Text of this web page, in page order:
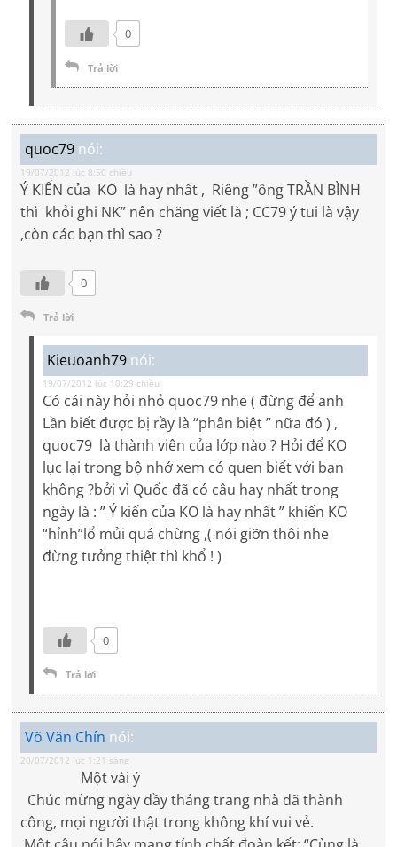
0
Trả lời
quoc79 nói:
19/07/2012 lúc 8:50 chiều
Ý KIẾN của KO là hay nhất , Riêng ”ông TRẦN BÌNH
thì khỏi ghi NK” nên chăng viết là ; CC79 ý tui là vậy
,còn các bạn thì sao ?
0
Trả lời
Kieuoanh79 nói:
19/07/2012 lúc 10:29 chiều
Có cái này hỏi nhỏ quoc79 nhe ( đừng để anh
Lần biết được bị rầy là “phân biệt ” nữa đó ) ,
quoc79 là thành viên của lớp nào ? Hỏi để KO
lục lại trong bộ nhớ xem có quen biết với bạn
không ?bởi vì Quốc đã có câu hay nhất trong
ngày là : ” Ý kiến của KO là hay nhất ” khiến KO
“hỉnh”lổ mủi quá chừng ,( nói giỡn thôi nhe
đừng tưởng thiệt thì khổ ! )
0
Trả lời
Võ Văn Chín nói:
20/07/2012 lúc 1:21 sáng
Một vài ý
Chúc mừng ngày đầy tháng trang nhà đã thành
công, mọi người thật trong không khí vui vẻ.